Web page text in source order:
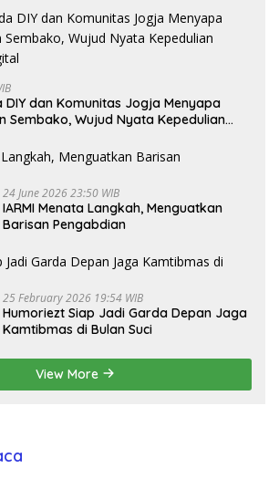
DIY dan Komunitas Jogja Menyapa
Sembako, Wujud Nyata Kepedulian
24 June 2026 23:50 WIB
IARMI Menata Langkah, Menguatkan
Barisan Pengabdian
25 February 2026 19:54 WIB
Humoriezt Siap Jadi Garda Depan Jaga
Kamtibmas di Bulan Suci
View More